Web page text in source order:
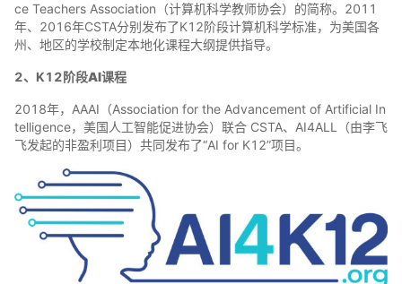
ce Teachers Association（计算机科学教师协会）的简称。2011
年、2016年CSTA分别发布了K12阶段计算机科学标准，为美国各
州、地区的学校制定本地化课程大纲提供指导。
2、K12阶段AI课程
2018年，AAAI（Association for the Advancement of Artificial In
telligence，美国人工智能促进协会）联合 CSTA、AI4ALL（由李飞
飞发起的非盈利项目）共同发布了“AI for K12”项目。